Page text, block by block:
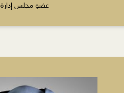
عضو مجلس إدارة